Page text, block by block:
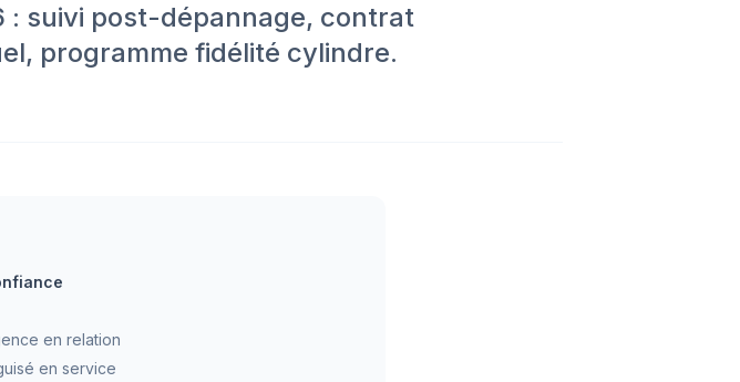
: suivi post-dépannage, contrat
programme fidélité cylindre.
en relation
en service